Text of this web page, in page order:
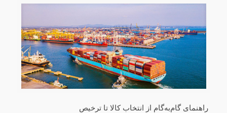
راهنمای گام‌به‌گام از انتخاب کالا تا ترخیص